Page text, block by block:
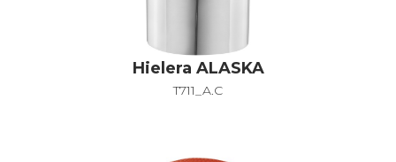
Hielera ALASKA
T711_A.C